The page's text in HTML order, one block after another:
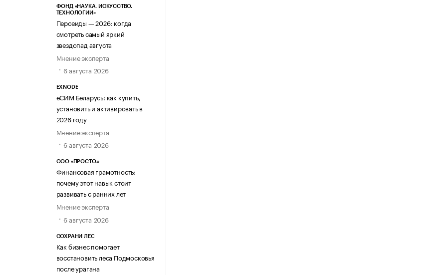
ФОНД «НАУКА. ИСКУССТВО.
ТЕХНОЛОГИИ»
Персеиды — 2026: когда
смотреть самый яркий
звездопад августа
Мнение эксперта
6 августа 2026
EXNODE
еСИМ Беларусь: как купить,
установить и активировать в
2026 году
Мнение эксперта
6 августа 2026
ООО «ПРОСТО.»
Финансовая грамотность:
почему этот навык стоит
развивать с ранних лет
Мнение эксперта
6 августа 2026
СОХРАНИ ЛЕС
Как бизнес помогает
восстановить леса Подмосковья
после урагана